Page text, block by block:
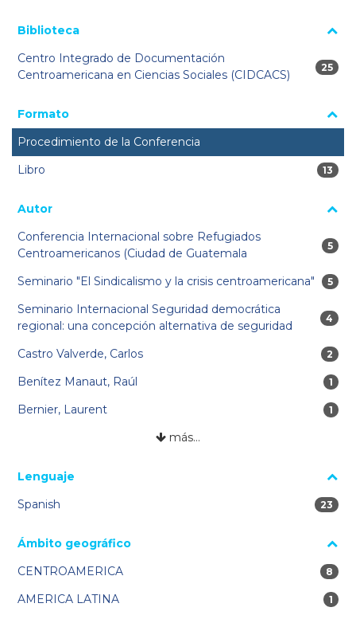
Biblioteca
Centro Integrado de Documentación
Centroamericana en Ciencias Sociales (CIDCACS)
25
25
Formato
Procedimiento de la Conferencia
Libro
13
13
Autor
Conferencia Internacional sobre Refugiados
Centroamericanos (Ciudad de Guatemala
5
5
Seminario "El Sindicalismo y la crisis centroamericana" 5
5
Seminario Internacional Seguridad democrática
regional: una concepción alternativa de seguridad
4
4
Castro Valverde, Carlos 2
2
Benítez Manaut, Raúl 1
1
Bernier, Laurent 1
1
más…
Lenguaje
Spanish
23
23
Ámbito geográfico
CENTROAMERICA
8
8
AMERICA LATINA 1
1